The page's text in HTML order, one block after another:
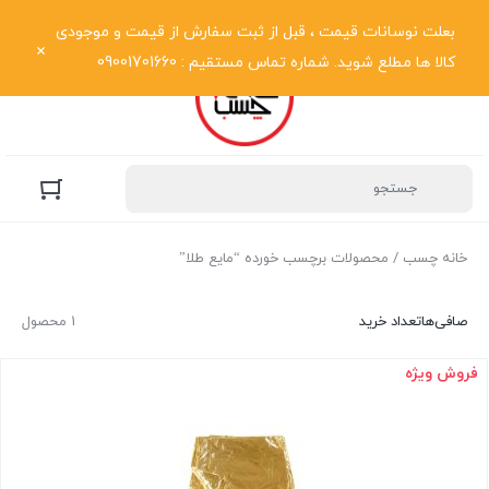
بعلت نوسانات قیمت ، قبل از ثبت سفارش از قیمت و موجودی
کالا ها مطلع شوید. شماره تماس مستقیم : 09001701660
خانه چسب / محصولات برچسب خورده “مایع طلا”
1 محصول صافی‌هاتعداد خرید
فروش ویژه